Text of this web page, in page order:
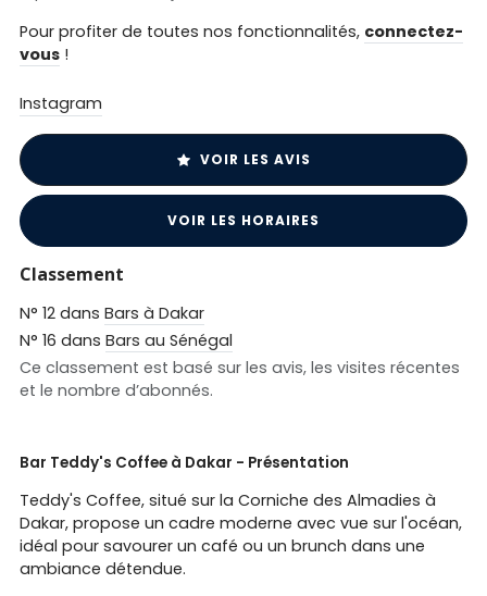
Pour profiter de toutes nos fonctionnalités, connectez-
vous !
Instagram
VOIR LES AVIS
VOIR LES HORAIRES
Classement
N° 12 dansBars à Dakar
N° 16 dansBars au Sénégal
Ce classement est basé sur les avis, les visites récentes
et le nombre d’abonnés.
Bar Teddy's Coffee à Dakar - Présentation
Teddy's Coffee, situé sur la Corniche des Almadies à
Dakar, propose un cadre moderne avec vue sur l'océan,
idéal pour savourer un café ou un brunch dans une
ambiance détendue.